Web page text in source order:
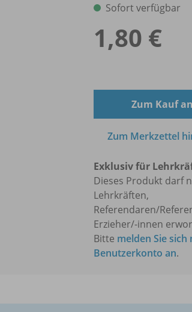
Sofort verfügbar
1,80 €
Zum Kauf
Zum Merkzettel
Exklusiv für
Dieses Produkt darf
Lehrkräften,
Referendaren/
Erzieher/-innen
Bitte melden Sie
Benutzerkonto an.